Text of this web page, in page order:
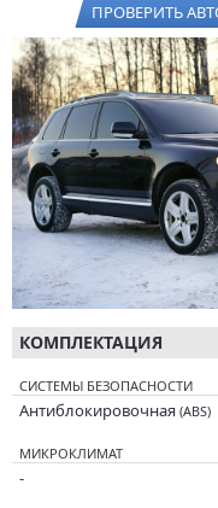
ПРОВЕРИТЬ
КОМПЛЕКТАЦИЯ
СИСТЕМЫ БЕЗОПАСНОСТИ
Антиблокировочная (ABS)
МИКРОКЛИМАТ
-